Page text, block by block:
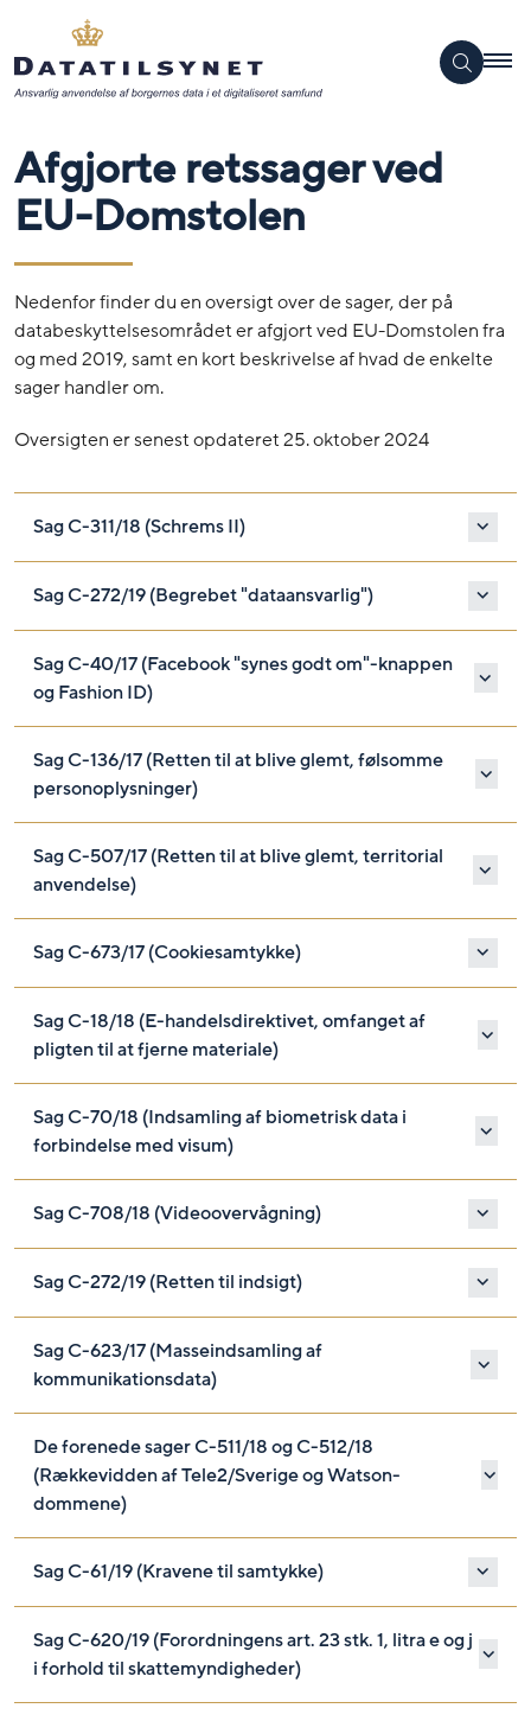
Afgjorte retssager ved
EU-Domstolen
Nedenfor finder du en oversigt over de sager, der på
databeskyttelsesområdet er afgjort ved EU-Domstolen fra
og med 2019, samt en kort beskrivelse af hvad de enkelte
sager handler om.
Oversigten er senest opdateret 25. oktober 2024
Sag C-311/18 (Schrems II)
Sag C-272/19 (Begrebet "dataansvarlig")
Sag C-40/17 (Facebook "synes godt om"-knappen
og Fashion ID)
Sag C-136/17 (Retten til at blive glemt, følsomme
personoplysninger)
Sag C-507/17 (Retten til at blive glemt, territorial
anvendelse)
Sag C-673/17 (Cookiesamtykke)
Sag C-18/18 (E-handelsdirektivet, omfanget af
pligten til at fjerne materiale)
Sag C-70/18 (Indsamling af biometrisk data i
forbindelse med visum)
Sag C-708/18 (Videoovervågning)
Sag C-272/19 (Retten til indsigt)
Sag C-623/17 (Masseindsamling af
kommunikationsdata)
De forenede sager C-511/18 og C-512/18
(Rækkevidden af Tele2/Sverige og Watson-
dommene)
Sag C-61/19 (Kravene til samtykke)
Sag C-620/19 (Forordningens art. 23 stk. 1, litra e og j
i forhold til skattemyndigheder)